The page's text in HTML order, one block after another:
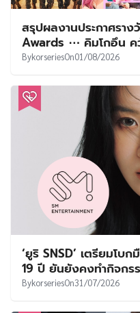
สรุปผลงานประกาศรา
Awards ⋯ คิมโกอึน ค
BykorseriesOn01/08/2026
‘ยูริ SNSD’ เตรียมโบ
19 ปี ยันยังคงทำกิจกร
BykorseriesOn31/07/2026